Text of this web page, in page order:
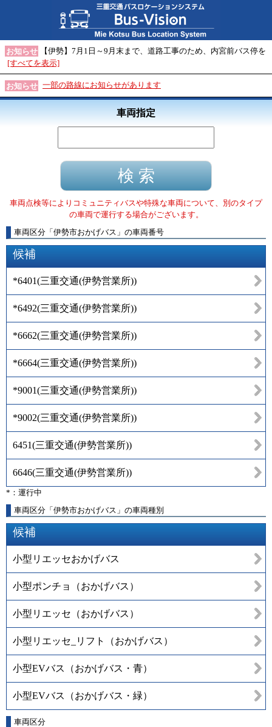
お知らせ
【伊勢】7月1日～9月末まで、道路工事のため、内宮前バス停を
[すべてを表示]
お知らせ 一部の路線にお知らせがあります
車両指定
車両点検等によりコミュニティバスや特殊な車両について、別のタイプ
の車両で運行する場合がございます。
車両区分 「 伊勢市おかげバス 」 の車両番号
候補
*6401(三重交通(伊勢営業所))
*6492(三重交通(伊勢営業所))
*6662(三重交通(伊勢営業所))
*6664(三重交通(伊勢営業所))
*9001(三重交通(伊勢営業所))
*9002(三重交通(伊勢営業所))
6451(三重交通(伊勢営業所))
6646(三重交通(伊勢営業所))
*：運行中
車両区分「伊勢市おかげバス」の車両種別
候補
小型リエッセおかげバス
小型ポンチョ（おかげバス）
小型リエッセ（おかげバス）
小型リエッセ_リフト（おかげバス）
小型EVバス（おかげバス・青）
小型EVバス（おかげバス・緑）
車両区分